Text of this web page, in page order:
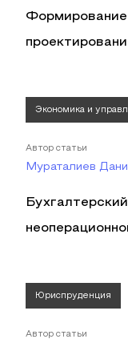
Формирование
Экономика и
Автор статьи
Мураталиев
Юриспруденция
Автор статьи